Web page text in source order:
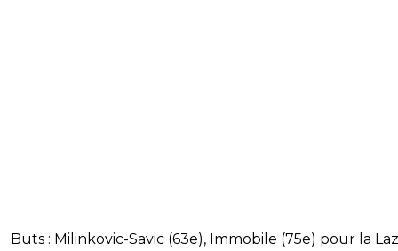
Buts : Milinkovic-Savic (63e), Immobile (75e) pour la